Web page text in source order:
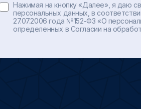
Нажимая на кнопку «Далее», я даю
персональных данных, в
27.07.2006 года №152-ФЗ «О
определенных в Согласии на